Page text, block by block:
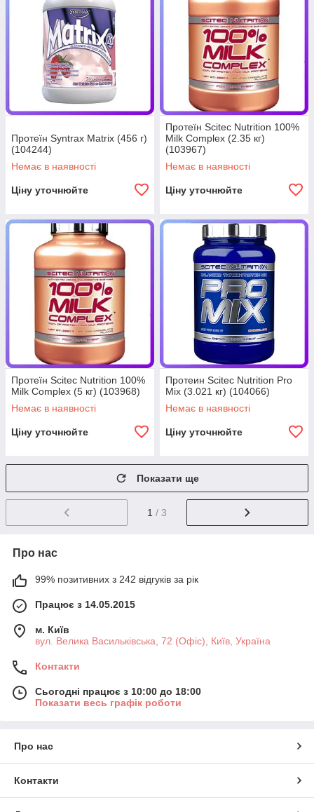
Протеїн Syntrax Matrix (456 г)
(104244)
Немає в наявності
Ціну уточнюйте
Протеїн Scitec Nutrition 100%
Milk Complex (2.35 кг)
(103967)
Немає в наявності
Ціну уточнюйте
Протеїн Scitec Nutrition 100%
Milk Complex (5 кг) (103968)
Немає в наявності
Ціну уточнюйте
Протеин Scitec Nutrition Pro
Mix (3.021 кг) (104066)
Немає в наявності
Ціну уточнюйте
Показати ще
1 / 3
Про нас
99% позитивних з 242 відгуків за рік
Працює з 14.05.2015
м. Київ
вул. Велика Васильківська, 72 (Офіс), Київ, Україна
Контакти
Сьогодні працює з 10:00 до 18:00
Показати весь графік роботи
Про нас
Контакти